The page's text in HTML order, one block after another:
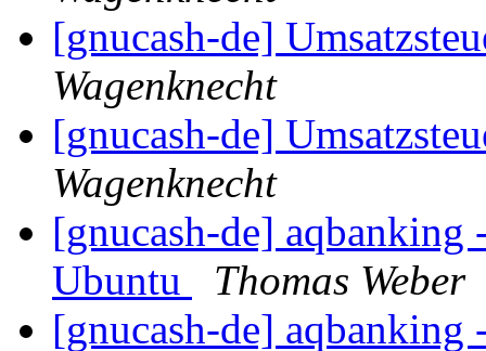
[gnucash-de]
Wagenknecht
[gnucash-de]
Wagenknecht
[gnucash-de]
Ubuntu
Thomas Weber
[gnucash-de]